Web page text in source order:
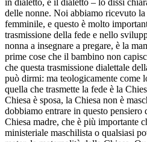
delle nonne. Noi abbiamo ricevuto
femminile, e questo è molto
trasmissione della fede e nello
nonna a insegnare a pregare, è la
prime cose che il bambino non
che questa trasmissione dialettale
può dirmi: ma teologicamente come
quella che trasmette la fede è la
Chiesa è sposa, la Chiesa non è
dobbiamo entrare in questo pensiero
Chiesa madre, che è più importante
ministeriale maschilista o qualsiasi